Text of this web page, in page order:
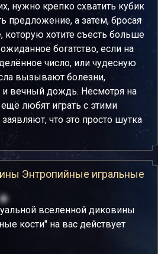
нужно крепко схватить кубик
предложение, а затем, бросая
которую хотите съесть больше
богатство, если на
число, или чудесную
вызывают болезни,
и вечный дождь. Несмотря на
любят играть с этими
что это просто шутка
Энтропийные игральные
вселенной диковины
кости" на вас действует